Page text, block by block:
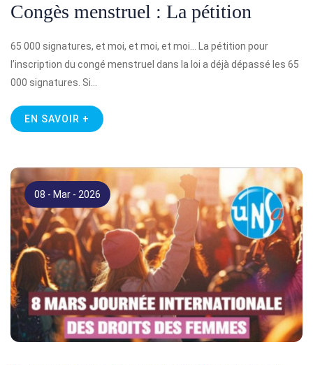
Congès menstruel : La pétition
65 000 signatures, et moi, et moi, et moi… La pétition pour
l’inscription du congé menstruel dans la loi a déjà dépassé les 65
000 signatures. Si…
EN SAVOIR +
08 - Mar - 2026